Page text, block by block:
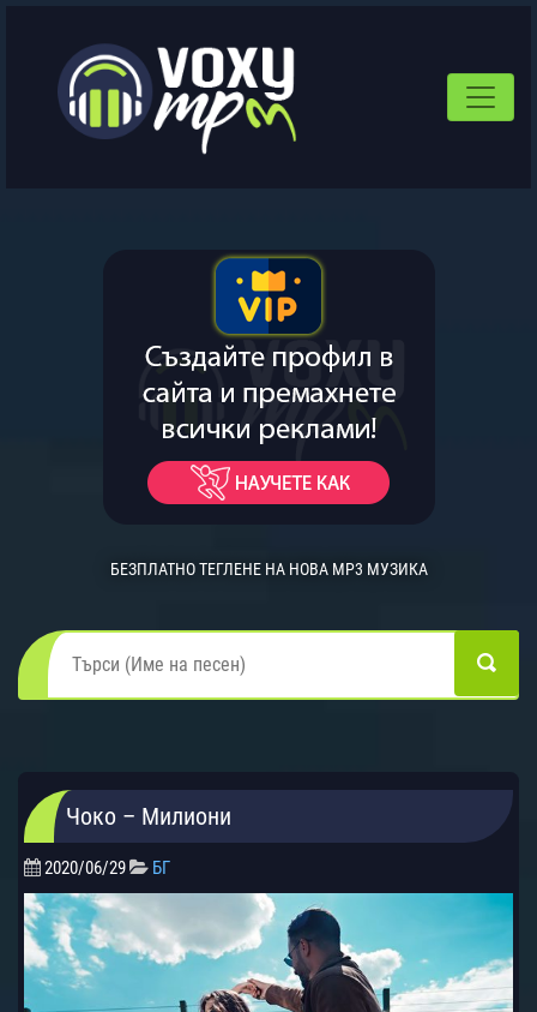
БЕЗПЛАТНО ТЕГЛЕНЕ НА НОВА MP3 МУЗИКА
Чоко – Милиони
2020/06/29 БГ